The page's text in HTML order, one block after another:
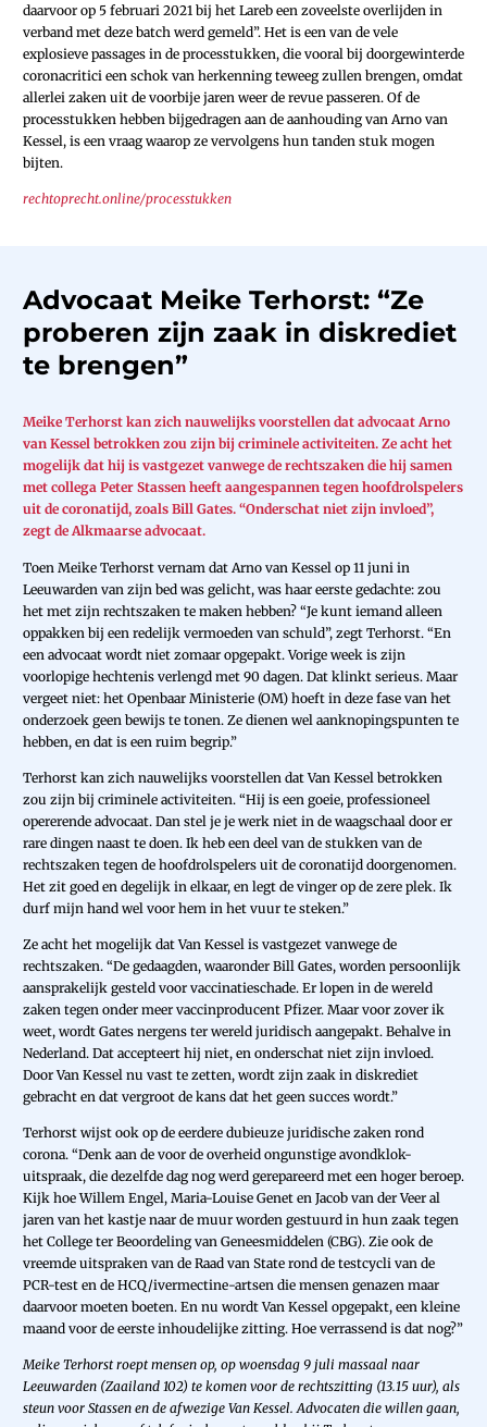
daarvoor op 5 februari 2021 bij het Lareb een zoveelste overlijden in
verband met deze batch werd gemeld”. Het is een van de vele
explosieve passages in de processtukken, die vooral bij doorgewinterde
coronacritici een schok van herkenning teweeg zullen brengen, omdat
allerlei zaken uit de voorbije jaren weer de revue passeren. Of de
processtukken hebben bijgedragen aan de aanhouding van Arno van
Kessel, is een vraag waarop ze vervolgens hun tanden stuk mogen
bijten.
rechtoprecht.online/processtukken
Advocaat Meike Terhorst: “Ze
proberen zijn zaak in diskrediet
te brengen”
Meike Terhorst kan zich nauwelijks voorstellen dat advocaat Arno
van Kessel betrokken zou zijn bij criminele activiteiten. Ze acht het
mogelijk dat hij is vastgezet vanwege de rechtszaken die hij samen
met collega Peter Stassen heeft aangespannen tegen hoofdrolspelers
uit de coronatijd, zoals Bill Gates. “Onderschat niet zijn invloed”,
zegt de Alkmaarse advocaat.
Toen Meike Terhorst vernam dat Arno van Kessel op 11 juni in
Leeuwarden van zijn bed was gelicht, was haar eerste gedachte: zou
het met zijn rechtszaken te maken hebben? “Je kunt iemand alleen
oppakken bij een redelijk vermoeden van schuld”, zegt Terhorst. “En
een advocaat wordt niet zomaar opgepakt. Vorige week is zijn
voorlopige hechtenis verlengd met 90 dagen. Dat klinkt serieus. Maar
vergeet niet: het Openbaar Ministerie (OM) hoeft in deze fase van het
onderzoek geen bewijs te tonen. Ze dienen wel aanknopingspunten te
hebben, en dat is een ruim begrip.”
Terhorst kan zich nauwelijks voorstellen dat Van Kessel betrokken
zou zijn bij criminele activiteiten. “Hij is een goeie, professioneel
opererende advocaat. Dan stel je je werk niet in de waagschaal door er
rare dingen naast te doen. Ik heb een deel van de stukken van de
rechtszaken tegen de hoofdrolspelers uit de coronatijd doorgenomen.
Het zit goed en degelijk in elkaar, en legt de vinger op de zere plek. Ik
durf mijn hand wel voor hem in het vuur te steken.”
Ze acht het mogelijk dat Van Kessel is vastgezet vanwege de
rechtszaken. “De gedaagden, waaronder Bill Gates, worden persoonlijk
aansprakelijk gesteld voor vaccinatieschade. Er lopen in de wereld
zaken tegen onder meer vaccinproducent Pfizer. Maar voor zover ik
weet, wordt Gates nergens ter wereld juridisch aangepakt. Behalve in
Nederland. Dat accepteert hij niet, en onderschat niet zijn invloed.
Door Van Kessel nu vast te zetten, wordt zijn zaak in diskrediet
gebracht en dat vergroot de kans dat het geen succes wordt.”
Terhorst wijst ook op de eerdere dubieuze juridische zaken rond
corona. “Denk aan de voor de overheid ongunstige avondklok-
uitspraak, die dezelfde dag nog werd gerepareerd met een hoger beroep.
Kijk hoe Willem Engel, Maria-Louise Genet en Jacob van der Veer al
jaren van het kastje naar de muur worden gestuurd in hun zaak tegen
het College ter Beoordeling van Geneesmiddelen (CBG). Zie ook de
vreemde uitspraken van de Raad van State rond de testcycli van de
PCR-test en de HCQ/ivermectine-artsen die mensen genazen maar
daarvoor moeten boeten. En nu wordt Van Kessel opgepakt, een kleine
maand voor de eerste inhoudelijke zitting. Hoe verrassend is dat nog?”
Meike Terhorst roept mensen op, op woensdag 9 juli massaal naar
Leeuwarden (Zaailand 102) te komen voor de rechtszitting (13.15 uur), als
steun voor Stassen en de afwezige Van Kessel. Advocaten die willen gaan,